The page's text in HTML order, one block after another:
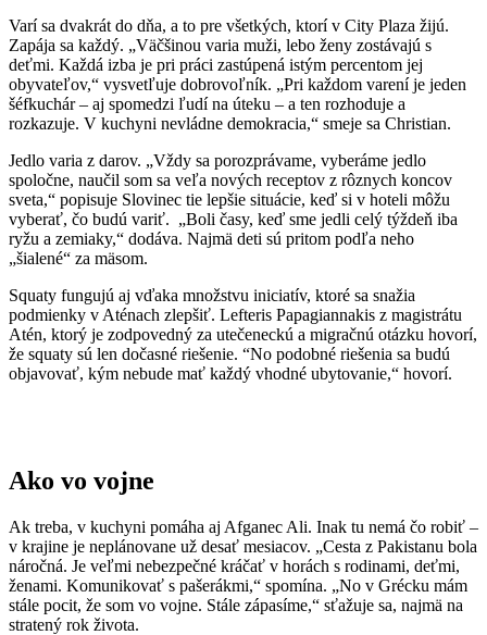
Varí sa dvakrát do dňa, a to pre všetkých, ktorí v City Plaza žijú.
Zapája sa každý. „Väčšinou varia muži, lebo ženy zostávajú s
deťmi. Každá izba je pri práci zastúpená istým percentom jej
obyvateľov,“ vysvetľuje dobrovoľník. „Pri každom varení je jeden
šéfkuchár – aj spomedzi ľudí na úteku – a ten rozhoduje a
rozkazuje. V kuchyni nevládne demokracia,“ smeje sa Christian.
Jedlo varia z darov. „Vždy sa porozprávame, vyberáme jedlo
spoločne, naučil som sa veľa nových receptov z rôznych koncov
sveta,“ popisuje Slovinec tie lepšie situácie, keď si v hoteli môžu
vyberať, čo budú variť. „Boli časy, keď sme jedli celý týždeň iba
ryžu a zemiaky,“ dodáva. Najmä deti sú pritom podľa neho
„šialené“ za mäsom.
Squaty fungujú aj vďaka množstvu iniciatív, ktoré sa snažia
podmienky v Aténach zlepšiť. Lefteris Papagiannakis z magistrátu
Atén, ktorý je zodpovedný za utečeneckú a migračnú otázku hovorí,
že squaty sú len dočasné riešenie. “No podobné riešenia sa budú
objavovať, kým nebude mať každý vhodné ubytovanie,“ hovorí.
Ako vo vojne
Ak treba, v kuchyni pomáha aj Afganec Ali. Inak tu nemá čo robiť –
v krajine je neplánovane už desať mesiacov. „Cesta z Pakistanu bola
náročná. Je veľmi nebezpečné kráčať v horách s rodinami, deťmi,
ženami. Komunikovať s pašerákmi,“ spomína. „No v Grécku mám
stále pocit, že som vo vojne. Stále zápasíme,“ sťažuje sa, najmä na
stratený rok života.